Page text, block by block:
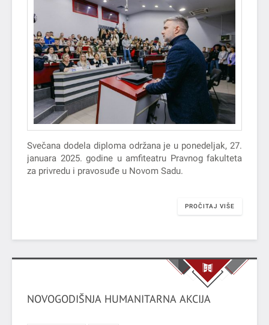
Svečana dodela diploma održana je u ponedeljak, 27.
januara 2025. godine u amfiteatru Pravnog fakulteta
za privredu i pravosuđe u Novom Sadu.
PROČITAJ VIŠE
NOVOGODIŠNJA HUMANITARNA AKCIJA